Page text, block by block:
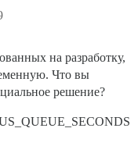
на разработку,
Что вы
решение?